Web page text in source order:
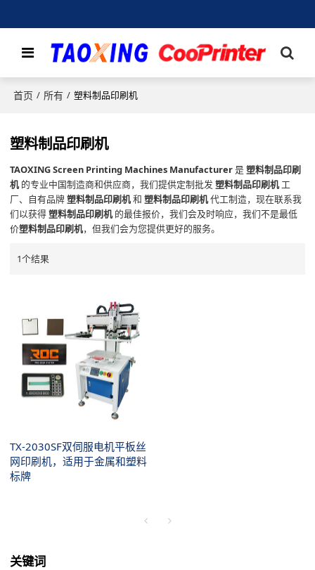
首页 / 所有 / 塑料制品印刷机
塑料制品印刷机
TAOXING Screen Printing Machines Manufacturer是塑料制品印刷
机 的专业中国制造商和供应商，我们提供定制批发塑料制品印刷机 工
厂、自有品牌塑料制品印刷机和塑料制品印刷机代工制造，现在联系我
们以获得塑料制品印刷机 的最佳报价，我们会及时响应，我们不是最低
价塑料制品印刷机，但我们会为您提供更好的服务。
1个结果
TX-2030SF双伺服电机平板丝
网印刷机，适用于金属和塑料
标牌
关键词